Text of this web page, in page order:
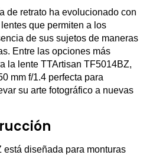
de retrato ha evolucionado con
que permiten a los
de sus sujetos de maneras
Entre las opciones más
la lente TTArtisan TF5014BZ,
mm f/1.4 perfecta para
su arte fotográfico a nuevas
está diseñada para monturas